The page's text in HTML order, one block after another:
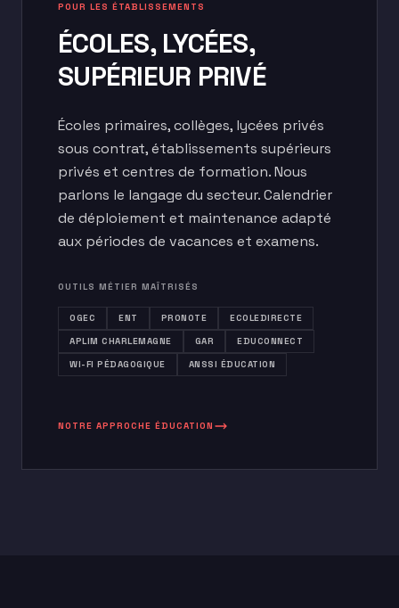
POUR LES ÉTABLISSEMENTS
ÉCOLES, LYCÉES,
SUPÉRIEUR PRIVÉ
Écoles primaires, collèges, lycées privés
sous contrat, établissements supérieurs
privés et centres de formation. Nous
parlons le langage du secteur. Calendrier
de déploiement et maintenance adapté
aux périodes de vacances et examens.
OUTILS MÉTIER MAÎTRISÉS
OGEC ENT PRONOTE
ECOLEDIRECTE
APLIM CHARLEMAGNE
GAR
EDUCONNECT
WI-FI PÉDAGOGIQUE
ANSSI ÉDUCATION
NOTRE APPROCHE ÉDUCATION